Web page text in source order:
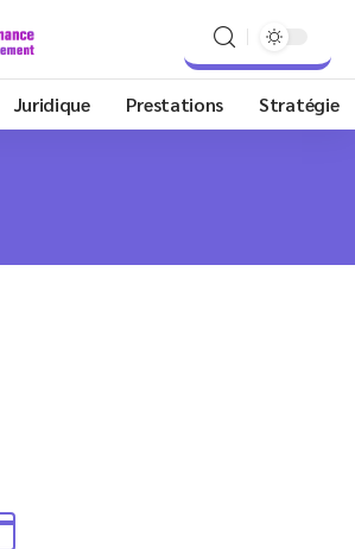
Juridique Prestations Stratégie